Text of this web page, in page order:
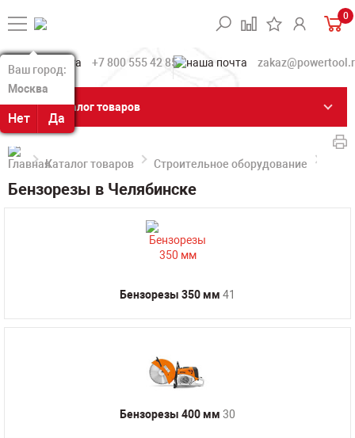
Ваш город:
Москва
Нет Да
Ваш город:
Москва
Нет Да
0
+7 800 555 42 85
Каталог товаров
Каталог товаров Строительное оборудование
Бензорезы в Челябинске
Бензорезы 350 мм 41
Бензорезы 400 мм 30